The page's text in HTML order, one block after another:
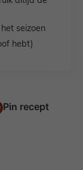
seizoen
hebt)
Pin recept